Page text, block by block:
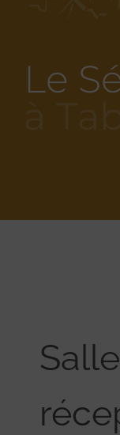
Le